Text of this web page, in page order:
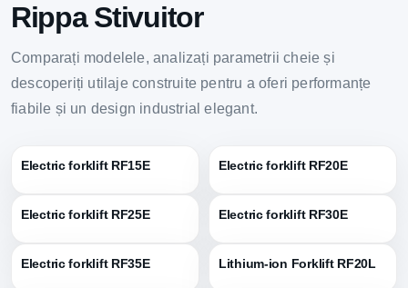
Rippa Stivuitor
Comparați modelele, analizați parametrii cheie și
descoperiți utilaje construite pentru a oferi performanțe
fiabile și un design industrial elegant.
Electric forklift RF15E Electric forklift RF20E
Electric forklift RF25E Electric forklift RF30E
Electric forklift RF35E Lithium-ion Forklift RF20L